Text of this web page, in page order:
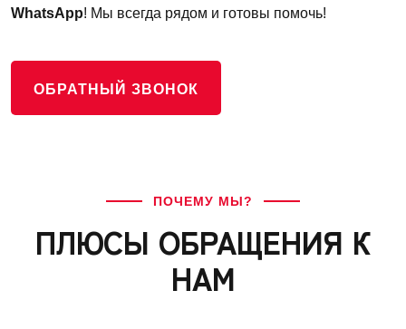
WhatsApp! Мы всегда рядом и готовы помочь!
ОБРАТНЫЙ ЗВОНОК
ПОЧЕМУ МЫ?
ПЛЮСЫ ОБРАЩЕНИЯ К
НАМ